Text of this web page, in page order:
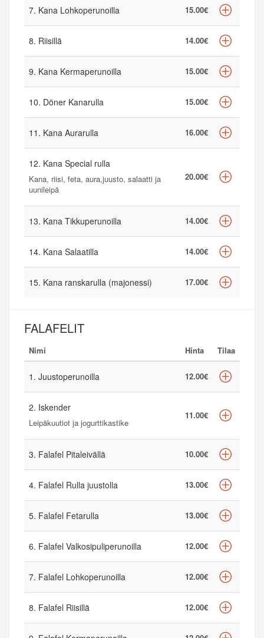
7. Kana Lohkoperunoilla 15.00€
8. Riisillä 14.00€
9. Kana Kermaperunoilla 15.00€
10. Döner Kanarulla 15.00€
11. Kana Aurarulla 16.00€
12. Kana Special rulla
Kana, riisi, feta, aura,juusto, salaatti ja
uunileipä
20.00€
13. Kana Tikkuperunoilla 14.00€
14. Kana Salaatilla 14.00€
15. Kana ranskarulla (majonessi) 17.00€
FALAFELIT
Nimi Hinta Tilaa
1. Juustoperunoilla 12.00€
2. Iskender
Leipäkuutiot ja jogurttikastike
11.00€
3. Falafel Pitaleivällä 10.00€
4. Falafel Rulla juustolla 13.00€
5. Falafel Fetarulla 13.00€
6. Falafel Valkosipuliperunoilla 12.00€
7. Falafel Lohkoperunoilla 12.00€
8. Falafel Riisillä 12.00€